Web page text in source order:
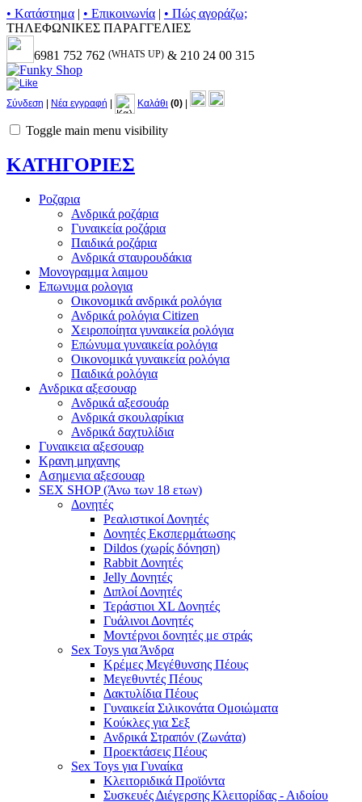
• Kατάστημα | • Επικοινωνία | • Πώς αγοράζω;
ΤΗΛΕΦΩΝΙΚΕΣ ΠΑΡΑΓΓΕΛΙΕΣ
6981 752 762 (WHATS UP) & 210 24 00 315
Σύνδεση Νέα εγγραφή Καλάθι (0)
Toggle main menu visibility
ΚΑΤΗΓΟΡΙΕΣ
Ροζαρια
Ανδρικά ροζάρια
Γυναικεία ροζάρια
Παιδικά ροζάρια
Ανδρικά σταυρουδάκια
Μονογραμμα λαιμου
Επωνυμα ρολογια
Οικονομικά ανδρικά ρολόγια
Ανδρικά ρολόγια Citizen
Χειροποίητα γυναικεία ρολόγια
Επώνυμα γυναικεία ρολόγια
Οικονομικά γυναικεία ρολόγια
Παιδικά ρολόγια
Ανδρικα αξεσουαρ
Ανδρικά αξεσουάρ
Ανδρικά σκουλαρίκια
Ανδρικά δαχτυλίδια
Γυναικεια αξεσουαρ
Κρανη μηχανης
Ασημενια αξεσουαρ
SEX SHOP (Άνω των 18 ετων)
Δονητές
Ρεαλιστικοί Δονητές
Δονητές Εκσπερμάτωσης
Dildos (χωρίς δόνηση)
Rabbit Δονητές
Jelly Δονητές
Διπλοί Δονητές
Τεράστιοι XL Δονητές
Γυάλινοι Δονητές
Μοντέρνοι δονητές με στράς
Sex Toys για Άνδρα
Κρέμες Μεγέθυνσης Πέους
Μεγεθυντές Πέους
Δακτυλίδια Πέους
Γυναικεία Σιλικονάτα Ομοιώματα
Κούκλες για Σεξ
Ανδρικά Στραπόν (Ζωνάτα)
Προεκτάσεις Πέους
Sex Toys για Γυναίκα
Κλειτοριδικά Προϊόντα
Συσκευές Διέγερσης Κλειτορίδας - Αιδοίου